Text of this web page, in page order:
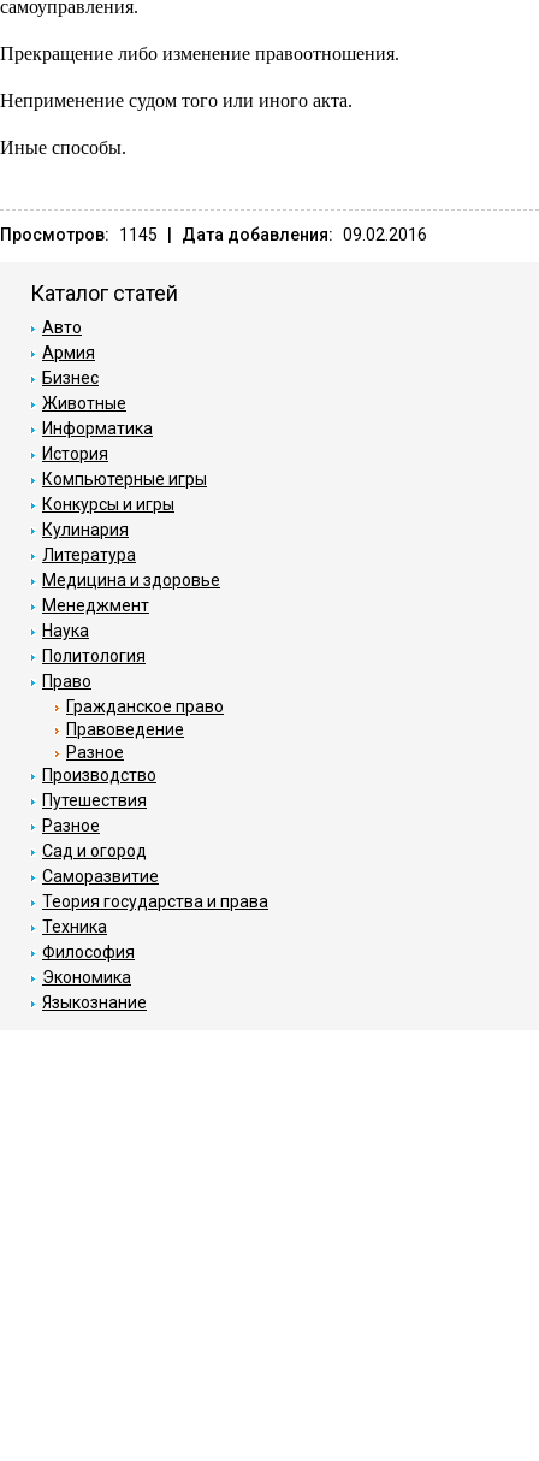
самоуправления.
Прекращение либо изменение правоотношения.
Неприменение судом того или иного акта.
Иные способы.
Просмотров: 1145 Дата добавления: 09.02.2016
Каталог статей
Авто
Армия
Бизнес
Животные
Информатика
История
Компьютерные игры
Конкурсы и игры
Кулинария
Литература
Медицина и здоровье
Менеджмент
Наука
Политология
Право
Гражданское право
Правоведение
Разное
Производство
Путешествия
Разное
Сад и огород
Саморазвитие
Теория государства и права
Техника
Философия
Экономика
Языкознание